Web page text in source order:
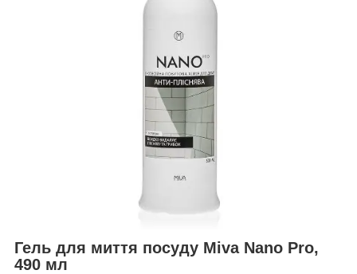
Гель для миття посуду Miva Nano Pro,
490 мл